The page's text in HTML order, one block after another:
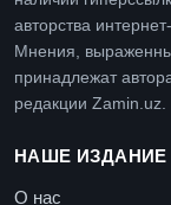
авторства
Мнения,
принадлежат
редакции Zamin.uz.
НАШЕ ИЗДАНИЕ
О нас